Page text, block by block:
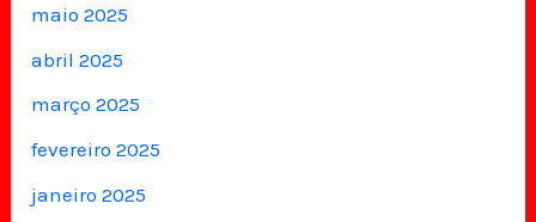
maio 2025
abril 2025
março 2025
fevereiro 2025
janeiro 2025